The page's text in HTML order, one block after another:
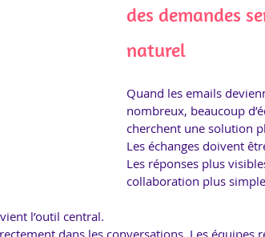
des demandes
naturel
Quand les emails
nombreux, beaucoup
cherchent une solution
Les échanges doivent
Les réponses plus
collaboration plus
l’outil central.
dans les conversations. Les équipes